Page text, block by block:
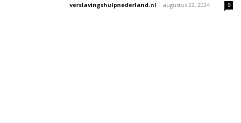
verslavingshulpnederland.nl - augustus 22, 2024 0